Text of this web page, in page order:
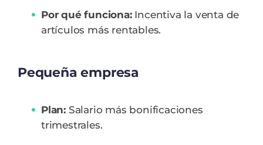
Por qué funciona:Incentiva la venta de
artículos más rentables.
Pequeña empresa
Plan: Salario más bonificaciones
trimestrales.